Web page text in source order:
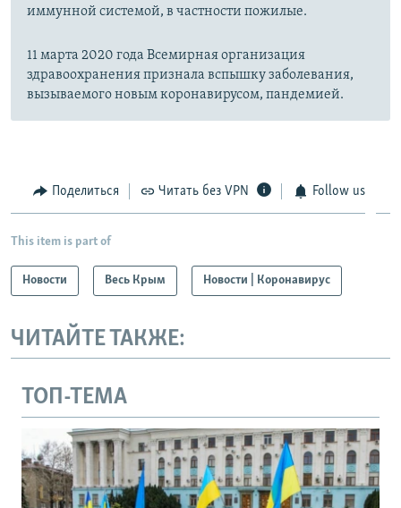
иммунной системой, в частности пожилые.
11 марта 2020 года Всемирная организация
здравоохранения признала вспышку заболевания,
вызываемого новым коронавирусом, пандемией.
Поделиться Читать без VPN Follow us
This item is part of
Новости Весь Крым Новости | Коронавирус
ЧИТАЙТЕ ТАКЖЕ:
ТОП-ТЕМА